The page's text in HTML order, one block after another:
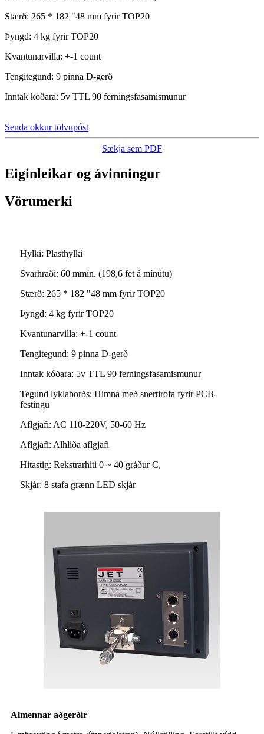
Stærð: 265 * 182 "48 mm fyrir TOP20
Þyngd: 4 kg fyrir TOP20
Kvantunarvilla: +-1 count
Tengitegund: 9 pinna D-gerð
Inntak kóðara: 5v TTL 90 ferningsfasamismunur
Senda okkur tölvupóst
Sækja sem PDF
Eiginleikar og ávinningur
Vörumerki
Hylki: Plasthylki
Svarhraði: 60 mmín. (198,6 fet á mínútu)
Stærð: 265 * 182 "48 mm fyrir TOP20
Þyngd: 4 kg fyrir TOP20
Kvantunarvilla: +-1 count
Tengitegund: 9 pinna D-gerð
Inntak kóðara: 5v TTL 90 ferningsfasamismunur
Tegund lyklaborðs: Himna með snertirofa fyrir PCB-
festingu
Aflgjafi: AC 110-220V, 50-60 Hz
Aflgjafi: Alhliða aflgjafi
Hitastig: Rekstrarhiti 0 ~ 40 gráður C,
Skjár: 8 stafa grænn LED skjár
Almennar aðgerðir